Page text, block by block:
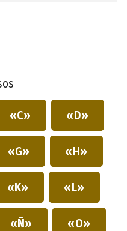
«C» «D»
«G» «H»
«K» «L»
«Ñ» «O»